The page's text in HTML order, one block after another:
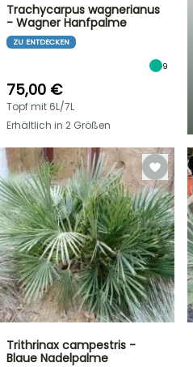
Trachycarpus wagnerianus
- Wagner Hanfpalme
ZU ENTDECKEN
9
75,00 €
Topf mit 6L/7L
Erhältlich in 2 Größen
Trithrinax campestris -
Blaue Nadelpalme